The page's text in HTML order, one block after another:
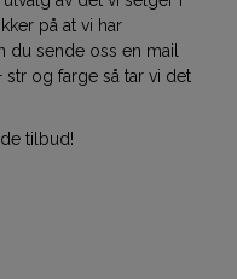
på at vi har
du sende oss en mail
og farge så tar vi det
tilbud!